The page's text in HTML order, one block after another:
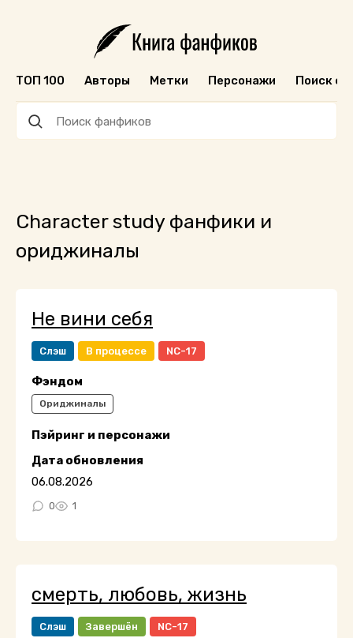
ТОП 100 Авторы Метки Персонажи Поиск
Character study фанфики и
ориджиналы
Не вини себя
Слэш В процессе NC-17
Фэндом
Ориджиналы
Пэйринг и персонажи
Дата обновления
06.08.2026
0 1
смерть, любовь, жизнь
Слэш Завершён NC-17